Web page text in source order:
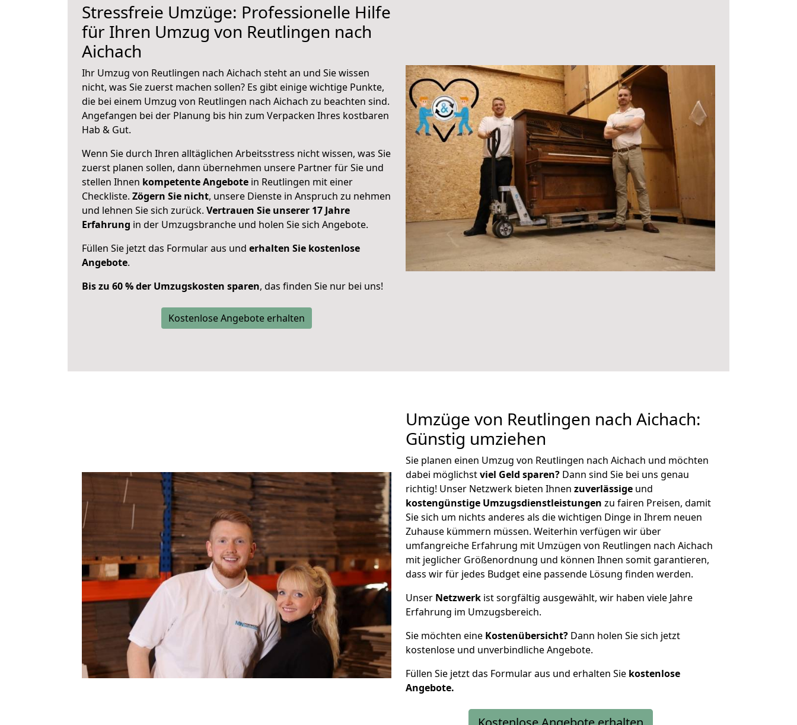
Stressfreie Umzüge: Professionelle Hilfe
für Ihren Umzug von Reutlingen nach
Aichach
Ihr Umzug von Reutlingen nach Aichach steht an und Sie wissen
nicht, was Sie zuerst machen sollen? Es gibt einige wichtige Punkte,
die bei einem Umzug von Reutlingen nach Aichach zu beachten sind.
Angefangen bei der Planung bis hin zum Verpacken Ihres kostbaren
Hab & Gut.
Wenn Sie durch Ihren alltäglichen Arbeitsstress nicht wissen, was Sie
zuerst planen sollen, dann übernehmen unsere Partner für Sie und
stellen Ihnen kompetente Angebote in Reutlingen mit einer
Checkliste. Zögern Sie nicht, unsere Dienste in Anspruch zu nehmen
und lehnen Sie sich zurück. Vertrauen Sie unserer 17 Jahre
Erfahrung in der Umzugsbranche und holen Sie sich Angebote.
Füllen Sie jetzt das Formular aus und erhalten Sie kostenlose
Angebote.
Bis zu 60 % der Umzugskosten sparen, das finden Sie nur bei uns!
Kostenlose Angebote erhalten
Umzüge von Reutlingen nach Aichach:
Günstig umziehen
Sie planen einen Umzug von Reutlingen nach Aichach und möchten
dabei möglichstviel Geld sparen? Dann sind Sie bei uns genau
richtig! Unser Netzwerk bieten Ihnen zuverlässige und
kostengünstige Umzugsdienstleistungen zu fairen Preisen, damit
Sie sich um nichts anderes als die wichtigen Dinge in Ihrem neuen
Zuhause kümmern müssen. Weiterhin verfügen wir über
umfangreiche Erfahrung mit Umzügen von Reutlingen nach Aichach
mit jeglicher Größenordnung und können Ihnen somit garantieren,
dass wir für jedes Budget eine passende Lösung finden werden.
Unser Netzwerk ist sorgfältig ausgewählt, wir haben viele Jahre
Erfahrung im Umzugsbereich.
Sie möchten eine Kostenübersicht? Dann holen Sie sich jetzt
kostenlose und unverbindliche Angebote.
Füllen Sie jetzt das Formular aus und erhalten Sie kostenlose
Angebote.